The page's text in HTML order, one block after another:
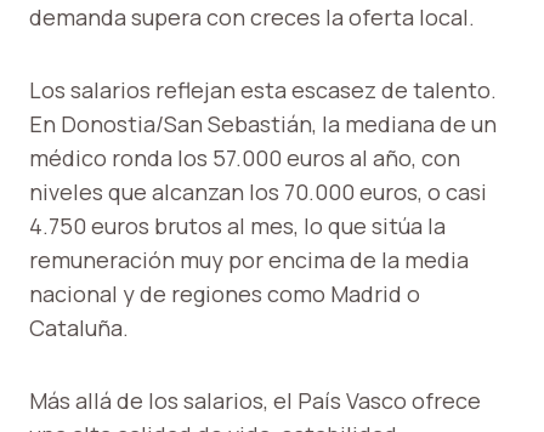
demanda supera con creces la oferta local.
Los salarios reflejan esta escasez de talento.
En Donostia/San Sebastián, la mediana de un
médico ronda los 57.000 euros al año, con
niveles que alcanzan los 70.000 euros, o casi
4.750 euros brutos al mes, lo que sitúa la
remuneración muy por encima de la media
nacional y de regiones como Madrid o
Cataluña.
Más allá de los salarios, el País Vasco ofrece